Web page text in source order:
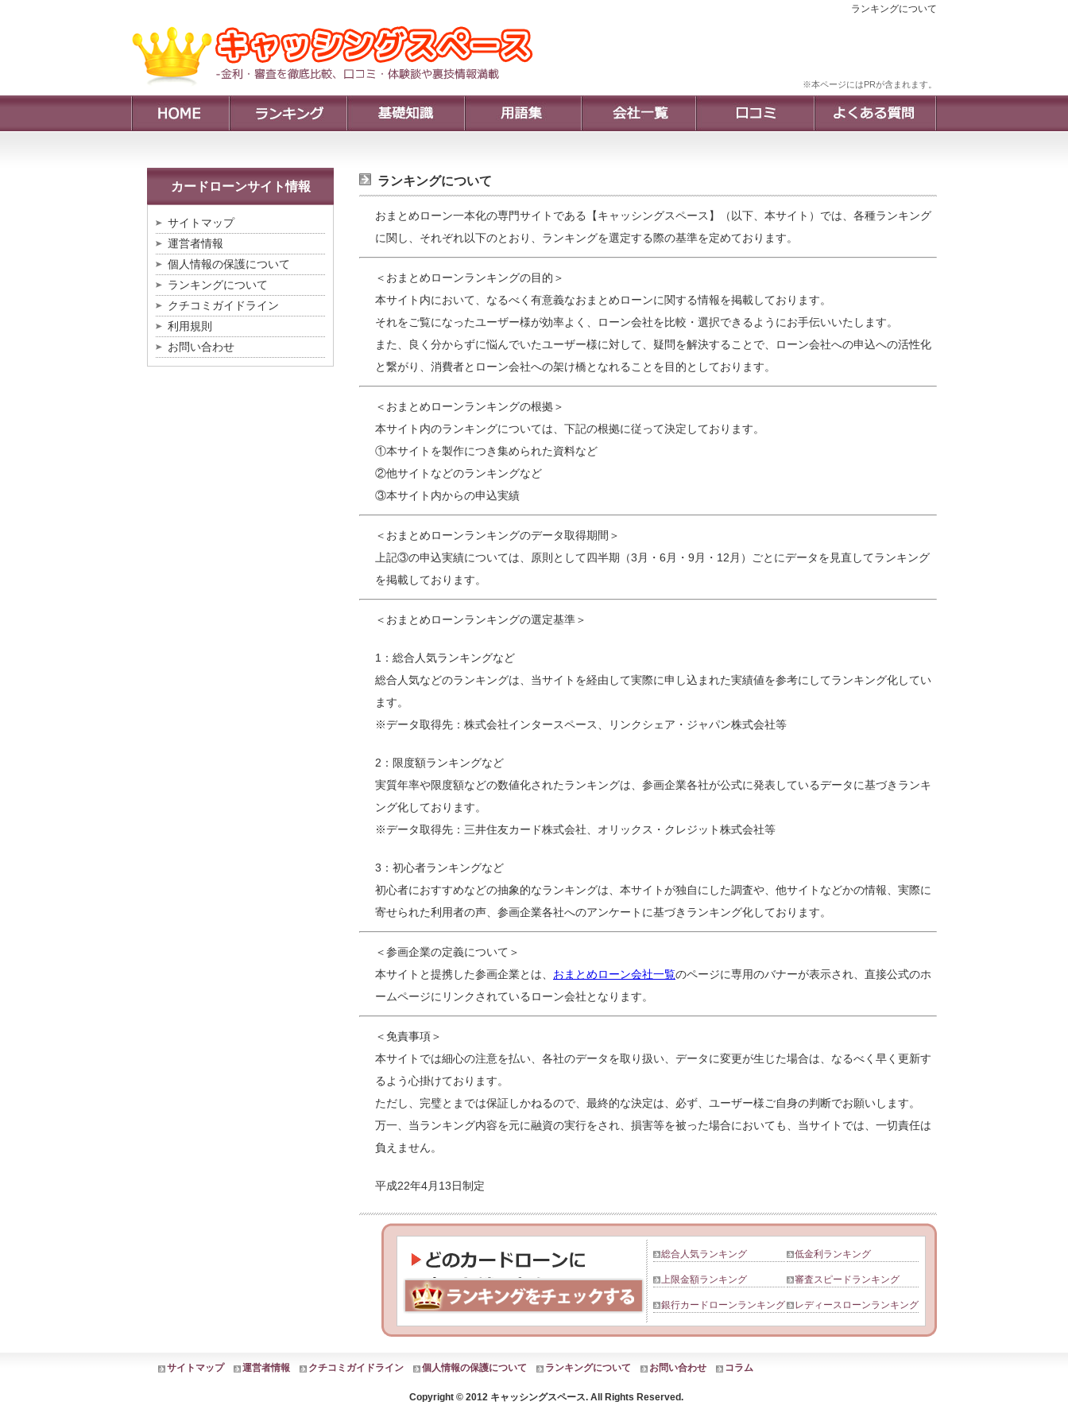
ランキングについて
※本ページにはPRが含まれます。
カードローンサイト情報
サイトマップ
運営者情報
個人情報の保護について
ランキングについて
クチコミガイドライン
利用規則
お問い合わせ
ランキングについて
おまとめローン一本化の専門サイトである【キャッシングスペース】（以下、本サイト）では、各種ランキング
に関し、それぞれ以下のとおり、ランキングを選定する際の基準を定めております。
＜おまとめローンランキングの目的＞
本サイト内において、なるべく有意義なおまとめローンに関する情報を掲載しております。
それをご覧になったユーザー様が効率よく、ローン会社を比較・選択できるようにお手伝いいたします。
また、良く分からずに悩んでいたユーザー様に対して、疑問を解決することで、ローン会社への申込への活性化
と繋がり、消費者とローン会社への架け橋となれることを目的としております。
＜おまとめローンランキングの根拠＞
本サイト内のランキングについては、下記の根拠に従って決定しております。
①本サイトを製作につき集められた資料など
②他サイトなどのランキングなど
③本サイト内からの申込実績
＜おまとめローンランキングのデータ取得期間＞
上記③の申込実績については、原則として四半期（3月・6月・9月・12月）ごとにデータを見直してランキング
を掲載しております。
＜おまとめローンランキングの選定基準＞
1：総合人気ランキングなど
総合人気などのランキングは、当サイトを経由して実際に申し込まれた実績値を参考にしてランキング化してい
ます。
※データ取得先：株式会社インタースペース、リンクシェア・ジャパン株式会社等
2：限度額ランキングなど
実質年率や限度額などの数値化されたランキングは、参画企業各社が公式に発表しているデータに基づきランキ
ング化しております。
※データ取得先：三井住友カード株式会社、オリックス・クレジット株式会社等
3：初心者ランキングなど
初心者におすすめなどの抽象的なランキングは、本サイトが独自にした調査や、他サイトなどかの情報、実際に
寄せられた利用者の声、参画企業各社へのアンケートに基づきランキング化しております。
＜参画企業の定義について＞
本サイトと提携した参画企業とは、 おまとめローン会社一覧のページに専用のバナーが表示され、直接公式のホ
ームページにリンクされているローン会社となります。
＜免責事項＞
本サイトでは細心の注意を払い、各社のデータを取り扱い、データに変更が生じた場合は、なるべく早く更新す
るよう心掛けております。
ただし、完璧とまでは保証しかねるので、最終的な決定は、必ず、ユーザー様ご自身の判断でお願いします。
万一、当ランキング内容を元に融資の実行をされ、損害等を被った場合においても、当サイトでは、一切責任は
負えません。
平成22年4月13日制定
総合人気ランキング 低金利ランキング
上限金額ランキング 審査スピードランキング
銀行カードローンランキング レディースローンランキング
サイトマップ 運営者情報 クチコミガイドライン 個人情報の保護について ランキングについて お問い合わせ コラム
Copyright © 2012 キャッシングスペース. All Rights Reserved.